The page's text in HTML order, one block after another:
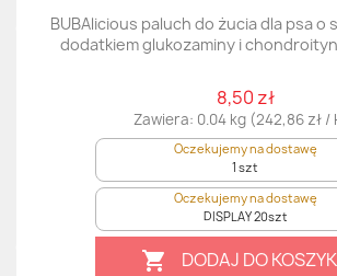
BUBAlicious paluch do żucia dla psa o
dodatkiem glukozaminy i
8,50 zł
Zawiera: 0.04 kg (242,86 zł /
Oczekujemy na dostawę
1 szt
Oczekujemy na dostawę
DISPLAY 20szt
 DODAJ DO